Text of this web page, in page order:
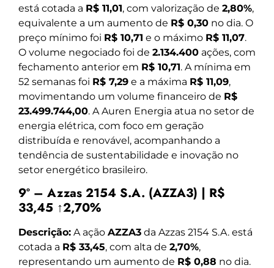
está cotada a R$ 11,01, com valorização de 2,80%,
equivalente a um aumento de R$ 0,30 no dia. O
preço mínimo foi R$ 10,71 e o máximo R$ 11,07.
O volume negociado foi de 2.134.400 ações, com
fechamento anterior em R$ 10,71. A mínima em
52 semanas foi R$ 7,29 e a máxima R$ 11,09,
movimentando um volume financeiro de R$
23.499.744,00. A Auren Energia atua no setor de
energia elétrica, com foco em geração
distribuída e renovável, acompanhando a
tendência de sustentabilidade e inovação no
setor energético brasileiro.
9º – Azzas 2154 S.A. (AZZA3) | R$
33,45 ↑2,70%
Descrição: A ação AZZA3 da Azzas 2154 S.A. está
cotada a R$ 33,45, com alta de 2,70%,
representando um aumento de R$ 0,88 no dia.